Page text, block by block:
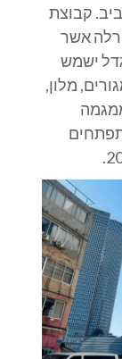
קבוצת
אשר
ישמש
מלון,